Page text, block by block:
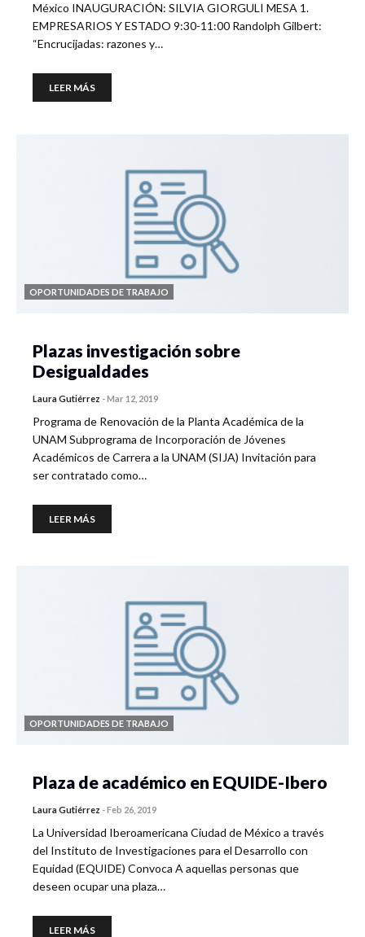
México INAUGURACIÓN: SILVIA GIORGULI MESA 1.
EMPRESARIOS Y ESTADO 9:30-11:00 Randolph Gilbert:
“Encrucijadas: razones y…
LEER MÁS
OPORTUNIDADES DE TRABAJO
Plazas investigación sobre
Desigualdades
Laura Gutiérrez -Mar 12, 2019
Programa de Renovación de la Planta Académica de la
UNAM Subprograma de Incorporación de Jóvenes
Académicos de Carrera a la UNAM (SIJA) Invitación para
ser contratado como…
LEER MÁS
OPORTUNIDADES DE TRABAJO
Plaza de académico en EQUIDE-Ibero
Laura Gutiérrez -Feb 26, 2019
La Universidad Iberoamericana Ciudad de México a través
del Instituto de Investigaciones para el Desarrollo con
Equidad (EQUIDE) Convoca A aquellas personas que
deseen ocupar una plaza…
LEER MÁS